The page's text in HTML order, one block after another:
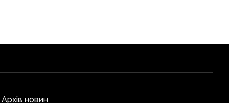
Архів новин